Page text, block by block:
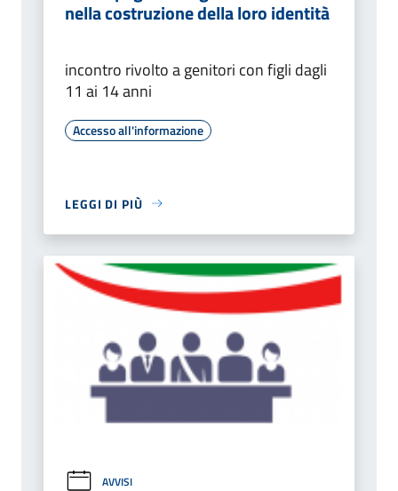
nella costruzione della loro identità
incontro rivolto a genitori con figli dagli
11 ai 14 anni
Accesso all'informazione
LEGGI DI PIÙ
AVVISI